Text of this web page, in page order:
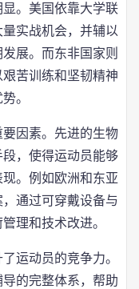
。美国依靠大学联
实战机会，并辅以
展。而东非国家则
苦训练和坚韧精神
。
因素。先进的生物
，使得运动员能够
。例如欧洲和东亚
通过可穿戴设备与
理和技术改进。
运动员的竞争力。
的完整体系，帮助